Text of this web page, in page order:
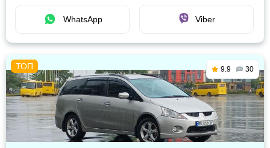
WhatsApp Viber
9.9 30